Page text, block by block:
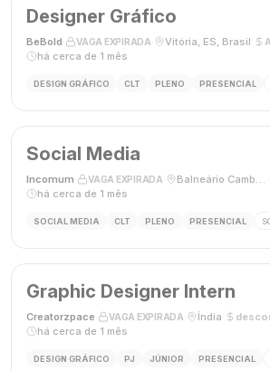
Designer Gráfico
BeBold VAGA EXPIRADA Vitória, ES, Brasil
há cerca de 1 mês
DESIGN GRÁFICO CLT PLENO PRESENCIAL
Social Media
Incomum VAGA EXPIRADA Balneário Camboriú, SC
há cerca de 1 mês
SOCIAL MEDIA CLT PLENO PRESENCIAL
Graphic Designer Intern
Creatorzpace VAGA EXPIRADA Índia
há cerca de 1 mês
DESIGN GRÁFICO PJ JÚNIOR PRESENCIAL